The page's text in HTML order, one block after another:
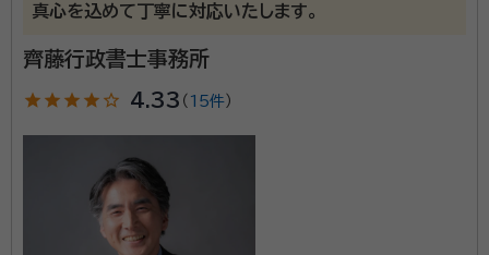
真心を込めて丁寧に対応いたします。
齊藤行政書士事務所
star star star star star_outline 4.33 （ 15件 ）